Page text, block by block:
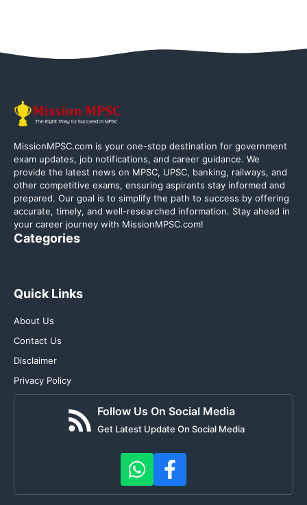
MissionMPSC.com is your one-stop destination for government
exam updates, job notifications, and career guidance. We
provide the latest news on MPSC, UPSC, banking, railways, and
other competitive exams, ensuring aspirants stay informed and
prepared. Our goal is to simplify the path to success by offering
accurate, timely, and well-researched information. Stay ahead in
your career journey with MissionMPSC.com!
Categories
Quick Links
About Us
Contact Us
Disclaimer
Privacy Policy
Follow Us On Social Media
Get Latest Update On Social Media